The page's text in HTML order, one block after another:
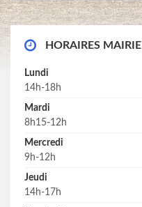
HORAIRES MAIRIE
Lundi
14h-18h
Mardi
8h15-12h
Mercredi
9h-12h
Jeudi
14h-17h